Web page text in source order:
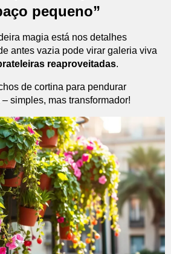
pequeno”
magia está nos detalhes
antes vazia pode virar galeria viva
reaproveitadas.
de cortina para pendurar
simples, mas transformador!